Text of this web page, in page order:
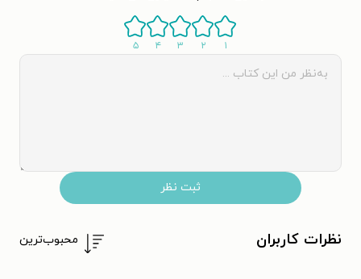
۱ ۲ ۳ ۴ ۵
ثبت نظر
نظرات کاربران محبوب‌ترین